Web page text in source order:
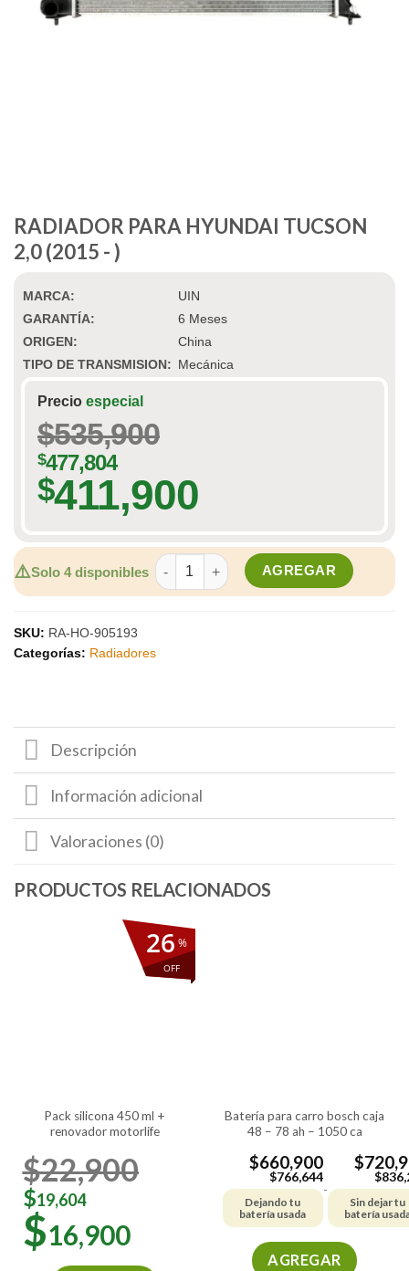
RADIADOR PARA HYUNDAI TUCSON
2,0 (2015 - )
MARCA:
UIN
GARANTÍA:
6 Meses
ORIGEN:
China
TIPO DE TRANSMISION: Mecánica
Precio especial
$535,900
$477,804
$411,900
⚠️Solo 4 disponibles
RADIADOR PARA HYUNDAI TUCSON
AGREGAR
SKU: RA-HO-905193
Categorías: Radiadores
Descripción
Información adicional
Valoraciones (0)
%
OFF
26
pack silicona 450 ml +
renovador motorlife
$22,900
$19,604
$16,900
batería para carro bosch caja
48 – 78 ah – 1050 ca
$660,900
$766,644
Dejando tu
batería usada
-
$
$
Sin dejar tu
batería
AGREGAR